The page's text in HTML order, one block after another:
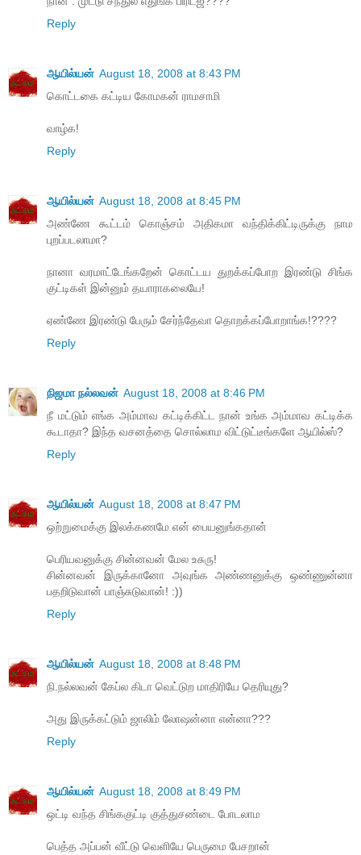
Reply
ஆயில்யன் August 18, 2008 at 8:43 PM
கொட்டகை கட்டிய கோமகன் ராமசாமி
வாழ்க!
Reply
ஆயில்யன் August 18, 2008 at 8:45 PM
அண்ணே கூட்டம் கொஞ்சம் அதிகமா வந்திக்கிட்டிருக்கு நாம
புறப்படலாமா?
நானா வரமாட்டேங்கறேன் கொட்டய துறக்கப்போற இரண்டு சிங்க
குட்டிகள் இன்னும் தயாராகலையே!
ஏண்ணே இரண்டு பேரும் சேர்ந்தேவா தொறக்கப்போறாங்க!????
Reply
நிஜமா நல்லவன் August 18, 2008 at 8:46 PM
நீ மட்டும் எங்க அம்மாவ கட்டிக்கிட்ட நான் உங்க அம்மாவ கட்டிக்க
கூடாதா? இந்த வசனத்தை சொல்லாம விட்டுட்டீங்களே ஆயில்ஸ்?
Reply
ஆயில்யன் August 18, 2008 at 8:47 PM
ஒற்றுமைக்கு இலக்கணமே என் பையனுங்கதான்
பெரியவனுக்கு சின்னவன் மேல உசுரு!
சின்னவன் இருக்கானோ அவுங்க அண்ணனுக்கு ஒண்ணுன்னா
பதறிடுவான் பாஞ்சுடுவான்! :))
Reply
ஆயில்யன் August 18, 2008 at 8:48 PM
நி.நல்லவன் கேப்ல கிடா வெட்டுற மாதிரியே தெரியுது?
அது இருக்கட்டும் ஜாலிம் லோஷன்னா என்னா???
Reply
ஆயில்யன் August 18, 2008 at 8:49 PM
ஒட்டி வந்த சிங்ககுட்டி குத்துசண்டை போடலாம
பெத்த அப்பன் வீட்டு வெளியே பெருமை பேசறான்